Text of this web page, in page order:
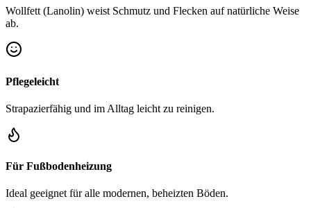
Wollfett (Lanolin) weist Schmutz und Flecken auf natürliche Weise
ab.
Pflegeleicht
Strapazierfähig und im Alltag leicht zu reinigen.
Für Fußbodenheizung
Ideal geeignet für alle modernen, beheizten Böden.